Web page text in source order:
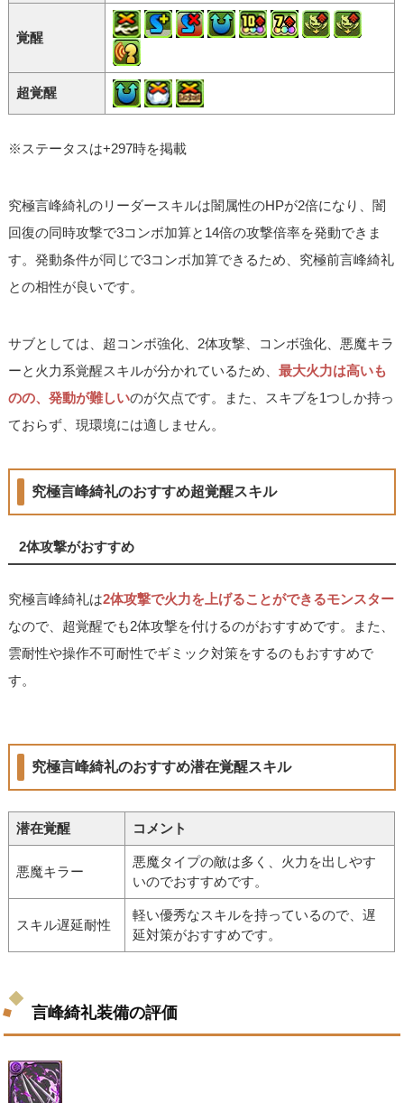
覚醒
超覚醒
※ステータスは+297時を掲載
究極言峰綺礼のリーダースキルは闇属性のHPが2倍になり、闇
回復の同時攻撃で3コンボ加算と14倍の攻撃倍率を発動できま
す。発動条件が同じで3コンボ加算できるため、究極前言峰綺礼
との相性が良いです。
サブとしては、超コンボ強化、2体攻撃、コンボ強化、悪魔キラ
ーと火力系覚醒スキルが分かれているため、最大火力は高いも
のの、発動が難しいのが欠点です。また、スキブを1つしか持っ
ておらず、現環境には適しません。
究極言峰綺礼のおすすめ超覚醒スキル
2体攻撃がおすすめ
究極言峰綺礼は2体攻撃で火力を上げることができるモンスター
なので、超覚醒でも2体攻撃を付けるのがおすすめです。また、
雲耐性や操作不可耐性でギミック対策をするのもおすすめで
す。
究極言峰綺礼のおすすめ潜在覚醒スキル
潜在覚醒 コメント
悪魔キラー
悪魔タイプの敵は多く、火力を出しやす
いのでおすすめです。
スキル遅延耐性
軽い優秀なスキルを持っているので、遅
延対策がおすすめです。
言峰綺礼装備の評価